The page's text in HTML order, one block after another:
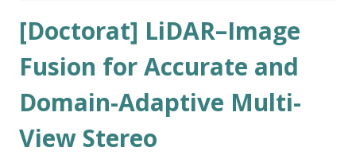
[Doctorat] LiDAR–Image
Fusion for Accurate and
Domain-Adaptive Multi-
View Stereo